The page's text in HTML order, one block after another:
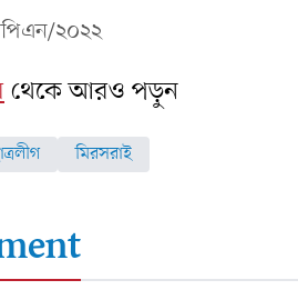
২০২২
থেকে আরও পড়ুন
মিরসরাই